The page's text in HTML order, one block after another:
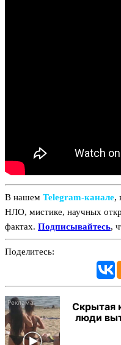
В нашем Telegram‑канале,
НЛО, мистике, научных
фактах. Подписывайтесь,
Поделитесь:
Скрытая
люди